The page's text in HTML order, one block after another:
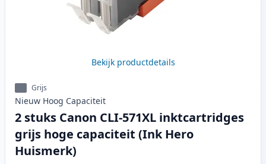
Bekijk productdetails
Grijs
Nieuw Hoog Capaciteit
2 stuks Canon CLI-571XL inktcartridges
grijs hoge capaciteit (Ink Hero
Huismerk)